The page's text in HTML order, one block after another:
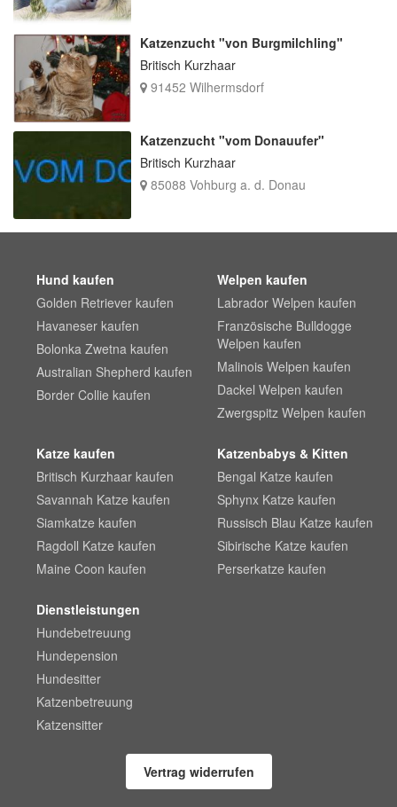
Katzenzucht "von Burgmilchling"
Britisch Kurzhaar
91452 Wilhermsdorf
Katzenzucht "vom Donauufer"
Britisch Kurzhaar
85088 Vohburg a. d. Donau
Hund kaufen
Golden Retriever kaufen
Havaneser kaufen
Bolonka Zwetna kaufen
Australian Shepherd kaufen
Border Collie kaufen
Welpen kaufen
Labrador Welpen kaufen
Französische Bulldogge
Welpen kaufen
Malinois Welpen kaufen
Dackel Welpen kaufen
Zwergspitz Welpen kaufen
Katze kaufen
Britisch Kurzhaar kaufen
Savannah Katze kaufen
Siamkatze kaufen
Ragdoll Katze kaufen
Maine Coon kaufen
Katzenbabys & Kitten
Bengal Katze kaufen
Sphynx Katze kaufen
Russisch Blau Katze kaufen
Sibirische Katze kaufen
Perserkatze kaufen
Dienstleistungen
Hundebetreuung
Hundepension
Hundesitter
Katzenbetreuung
Katzensitter
Vertrag widerrufen